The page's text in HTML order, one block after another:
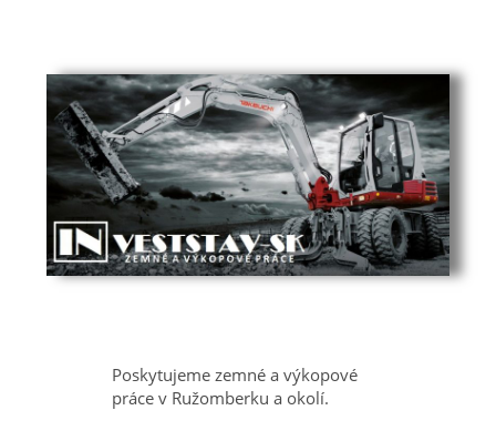
Poskytujeme zemné a výkopové
práce v Ružomberku a okolí.